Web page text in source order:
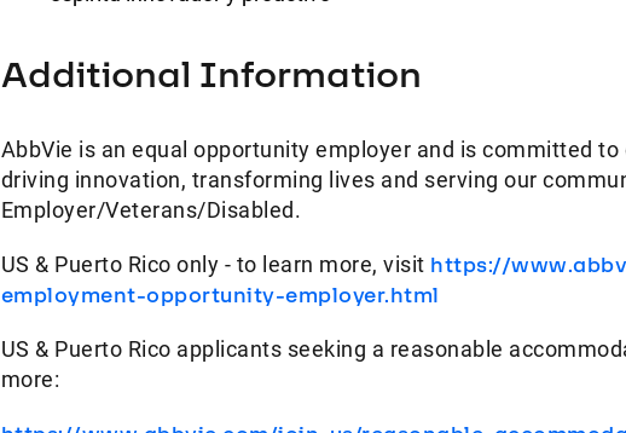
Additional Information
AbbVie is an equal opportunity employer and is committed
driving innovation, transforming lives and serving our
Employer/Veterans/Disabled.
US & Puerto Rico only - to learn more, visit https://
employment-opportunity-employer.html
US & Puerto Rico applicants seeking a reasonable
more: